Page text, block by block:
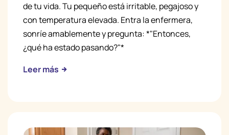
de tu vida. Tu pequeño está irritable, pegajoso y
con temperatura elevada. Entra la enfermera,
sonríe amablemente y pregunta: *"Entonces,
¿qué ha estado pasando?"*
Leer más